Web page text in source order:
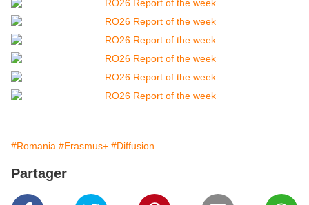
#Romania #Erasmus+ #Diffusion
Partager